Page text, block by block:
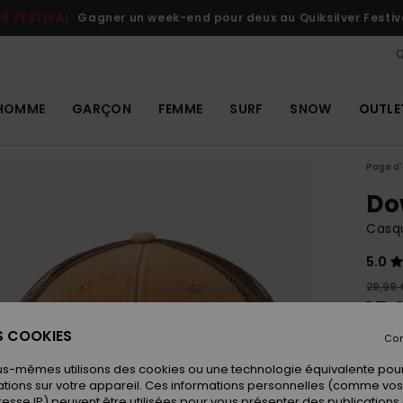
FESTIVAL Gagner un week-end pour deux au Quiksilver
GARÇON FEMME SURF SNOW
Page
5.0
29,99
COOKIES
mêmes utilisons des cookies ou une technologie équivalente
sur votre appareil. Ces informations personnelles (comme